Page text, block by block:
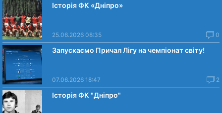
Історія ФК «Дніпро»
25.06.2026 08:35 0
Запускаємо Причал Лігу на чемпіонат світу!
07.06.2026 18:47 2
Історія ФК "Дніпро"